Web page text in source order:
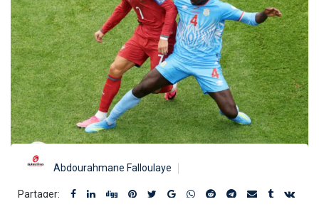
Abdourahmane Falloulaye
Partager: